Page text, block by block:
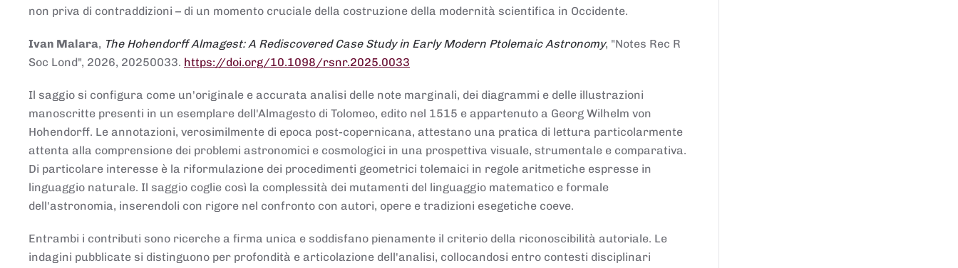
non priva di contraddizioni – di un momento cruciale della costruzione della modernità scientifica in Occidente.
Ivan Malara, The Hohendorff Almagest: A Rediscovered Case Study in Early Modern Ptolemaic Astronomy, "Notes Rec R
Soc Lond", 2026, 20250033. https://doi.org/10.1098/rsnr.2025.0033
Il saggio si configura come un'originale e accurata analisi delle note marginali, dei diagrammi e delle illustrazioni
manoscritte presenti in un esemplare dell'Almagesto di Tolomeo, edito nel 1515 e appartenuto a Georg Wilhelm von
Hohendorff. Le annotazioni, verosimilmente di epoca post-copernicana, attestano una pratica di lettura particolarmente
attenta alla comprensione dei problemi astronomici e cosmologici in una prospettiva visuale, strumentale e comparativa.
Di particolare interesse è la riformulazione dei procedimenti geometrici tolemaici in regole aritmetiche espresse in
linguaggio naturale. Il saggio coglie così la complessità dei mutamenti del linguaggio matematico e formale
dell'astronomia, inserendoli con rigore nel confronto con autori, opere e tradizioni esegetiche coeve.
Entrambi i contributi sono ricerche a firma unica e soddisfano pienamente il criterio della riconoscibilità autoriale. Le
indagini pubblicate si distinguono per profondità e articolazione dell'analisi, collocandosi entro contesti disciplinari